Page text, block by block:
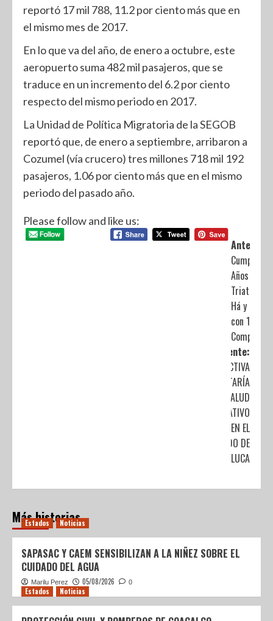
reportó 17 mil 788, 11.2 por ciento más que en
el mismo mes de 2017.
En lo que va del año, de enero a octubre, este
aeropuerto suma 482 mil pasajeros, que se
traduce en un incremento del 6.2 por ciento
respecto del mismo periodo en 2017.
La Unidad de Política Migratoria de la SEGOB
reportó que, de enero a septiembre, arribaron a
Cozumel (vía crucero) tres millones 718 mil 192
pasajeros, 1.06 por ciento más que en el mismo
periodo del pasado año.
Please follow and like us:
Anterior:
Cumple 10
Años el
Triatlón
Há y
con 1,800
Siguiente:
ACTIVA
SECRETARÍA
DE SALUD
OPERATIVO
EN EL
NEVADO DE
TOLUCA
Más historias
Estados Noticias
SAPASAC Y CAEM SENSIBILIZAN A LA NIÑEZ SOBRE EL
CUIDADO DEL AGUA
Marilu Perez 05/08/2026 0
Estados Noticias